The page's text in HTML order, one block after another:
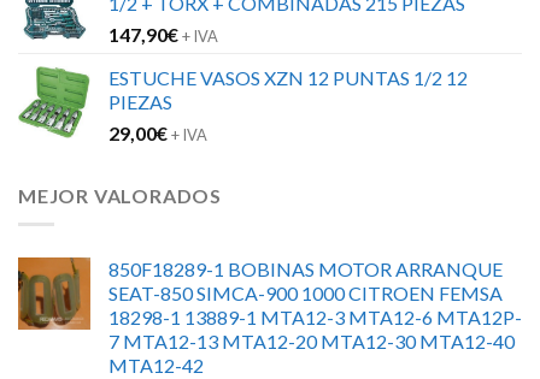
147,90€+ IVA
ESTUCHE VASOS XZN 12 PUNTAS 1/2 12
PIEZAS
29,00€+ IVA
MEJOR VALORADOS
850F18289-1 BOBINAS MOTOR ARRANQUE
SEAT-850 SIMCA-900 1000 CITROEN FEMSA
18298-1 13889-1 MTA12-3 MTA12-6 MTA12P-
7 MTA12-13 MTA12-20 MTA12-30 MTA12-40
MTA12-42